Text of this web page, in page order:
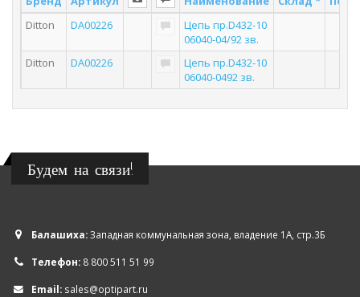
Ditton
DA00226
Цепь пр.D432-10
06040-04/92 зв.
Ditton DA00226
Цепь пр.D432-10
06040-0492 зв.
Будем на связи!
Балашиха:Западная коммунальная зона, владение 1А, стр.3Б
Телефон: 8 800 511 51 99
Email: sales@optipart.ru